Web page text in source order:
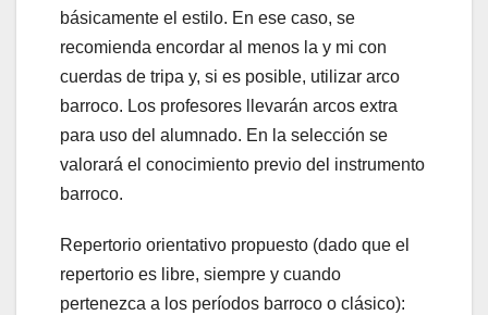
básicamente el estilo. En ese caso, se
recomienda encordar al menos la y mi con
cuerdas de tripa y, si es posible, utilizar arco
barroco. Los profesores llevarán arcos extra
para uso del alumnado. En la selección se
valorará el conocimiento previo del instrumento
barroco.
Repertorio orientativo propuesto (dado que el
repertorio es libre, siempre y cuando
pertenezca a los períodos barroco o clásico):